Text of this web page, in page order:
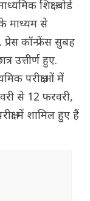
शिक्षा बोर्ड
माध्यम से
कॉन्फ्रेंस सुबह
उत्तीर्ण हुए.
परीक्षाओं में
से 12 फरवरी,
में शामिल हुए हैं